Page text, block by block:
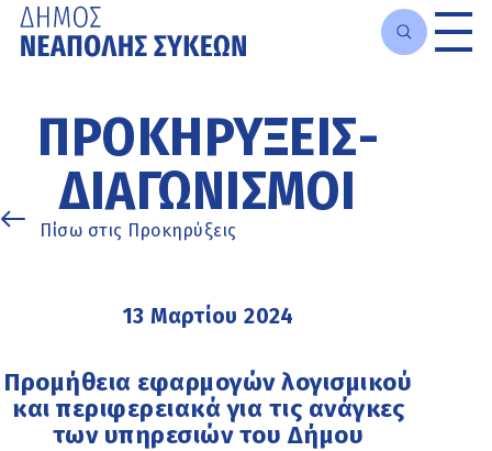
κυρίως
περιεχόμενο
ΠΡΟΚΗΡΎΞΕΙΣ-
ΔΙΑΓΩΝΙΣΜΟΊ
Πίσω στις Προκηρύξεις
13 Μαρτίου 2024
Προμήθεια εφαρμογών λογισμικού
και περιφερειακά για τις ανάγκες
των υπηρεσιών του Δήμου